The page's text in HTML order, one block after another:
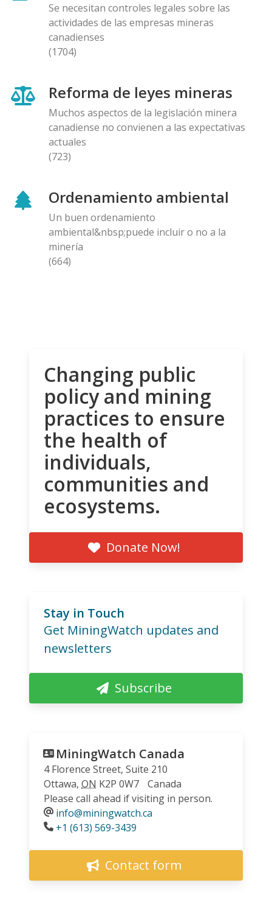
Se necesitan controles legales sobre las
actividades de las empresas mineras
canadienses
(1704)
Reforma de leyes mineras
Muchos aspectos de la legislación minera
canadiense no convienen a las expectativas
actuales
(723)
Ordenamiento ambiental
Un buen ordenamiento
ambiental&nbsp;puede incluir o no a la
minería
(664)
Changing public
policy and mining
practices to ensure
the health of
individuals,
communities and
ecosystems.
Donate Now!
Stay in Touch
Get MiningWatch updates and
newsletters
Subscribe
MiningWatch Canada
4 Florence Street, Suite 210
Ottawa, ON K2P 0W7
Canada
Please call ahead if visiting in person.
info@miningwatch.ca
Phone
+1 (613) 569-3439
Contact form